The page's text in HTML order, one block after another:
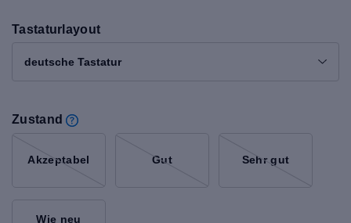
Tastaturlayout
deutsche Tastatur
Zustand
Akzeptabel Gut Sehr gut
Wie neu